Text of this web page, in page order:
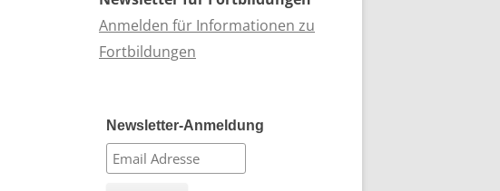
Anmelden für Informationen zu
Fortbildungen
Newsletter-Anmeldung